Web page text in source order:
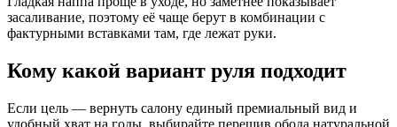
засаливание, поэтому её чаще берут в комбинации с
фактурными вставками там, где лежат руки.
Кому какой вариант руля подходит
Если цель — вернуть салону единый премиальный вид и
удобный хват на годы, выбирайте перешив обода натуральной